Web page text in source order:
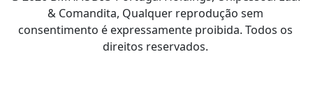
& Comandita, Qualquer reprodução sem
consentimento é expressamente proibida. Todos os
direitos reservados.